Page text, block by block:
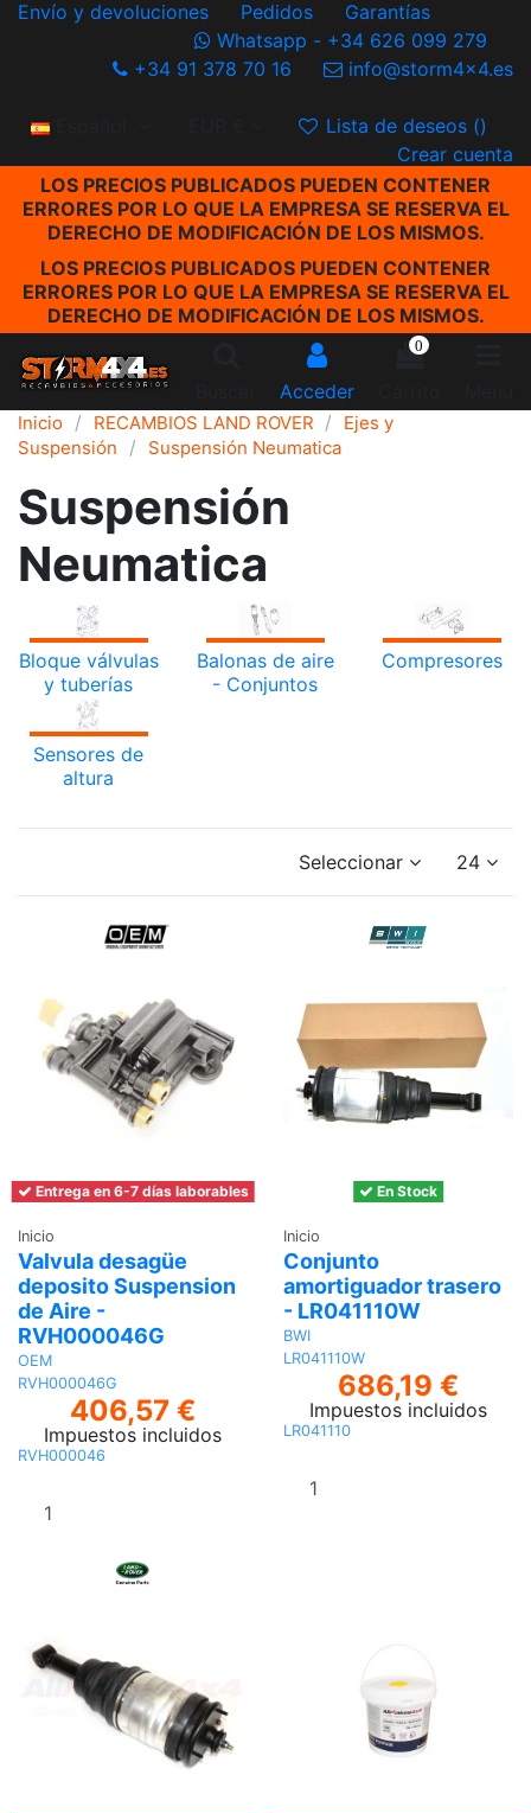
Envío y devoluciones Pedidos
Garantías
Whatsapp - +34 626 099 279
+34 91 378 70 16
info@storm4x4.es
Español Lista de deseos ()
Crear cuenta
LOS PRECIOS PUBLICADOS PUEDEN CONTENER
ERRORES POR LO QUE LA EMPRESA SE RESERVA EL
DERECHO DE MODIFICACIÓN DE LOS MISMOS.
LOS PRECIOS PUBLICADOS PUEDEN CONTENER
ERRORES POR LO QUE LA EMPRESA SE RESERVA EL
DERECHO DE MODIFICACIÓN DE LOS MISMOS.
Acceder
0
Inicio RECAMBIOS LAND ROVER
Ejes y
Suspensión
Suspensión Neumatica
Suspensión
Neumatica
Bloque válvulas
y tuberías
Balonas de aire
- Conjuntos
Compresores
Sensores de
altura
Seleccionar 24
Entrega en 6-7 días laborables
Inicio
Valvula desagüe
deposito Suspension
de Aire -
RVH000046G
OEM
RVH000046G
406,57 €
Impuestos incluidos
RVH000046
En Stock
Inicio
Conjunto
amortiguador trasero
- LR041110W
BWI
LR041110W
686,19 €
Impuestos incluidos
LR041110